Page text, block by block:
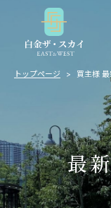
トップページ 買主様
最